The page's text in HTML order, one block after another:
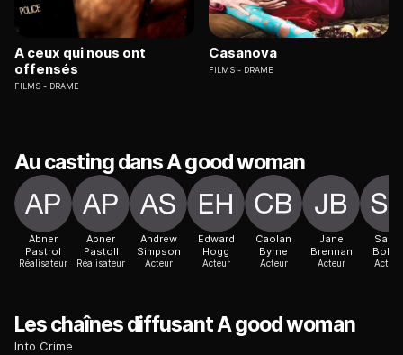
A ceux qui nous ont
offensés
FILMS DRAME
Casanova
FILMS DRAME
Au casting dans A good woman
Abner
Pastrol
Réalisateur
Abner
Pastoll
Réalisateur
Andrew
Simpson
Acteur
Edward
Hogg
Acteur
Caolan
Byrne
Acteur
Jane
Brennan
Acteur
Sarah
Actrice
Les chaînes diffusant A good woman
Into Crime